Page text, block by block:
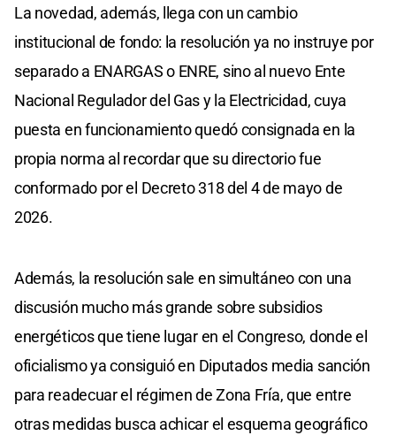
La novedad, además, llega con un cambio
institucional de fondo: la resolución ya no instruye por
separado a ENARGAS o ENRE, sino al nuevo Ente
Nacional Regulador del Gas y la Electricidad, cuya
puesta en funcionamiento quedó consignada en la
propia norma al recordar que su directorio fue
conformado por el Decreto 318 del 4 de mayo de
2026.
Además, la resolución sale en simultáneo con una
discusión mucho más grande sobre subsidios
energéticos que tiene lugar en el Congreso, donde el
oficialismo ya consiguió en Diputados media sanción
para readecuar el régimen de Zona Fría, que entre
otras medidas busca achicar el esquema geográfico